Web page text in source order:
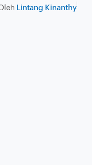
Lintang Kinanthy